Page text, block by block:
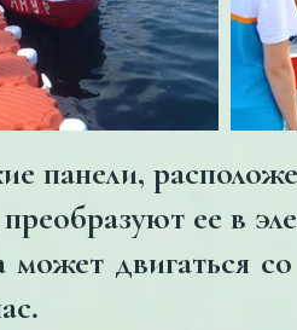
панели,
ее в
может двигаться